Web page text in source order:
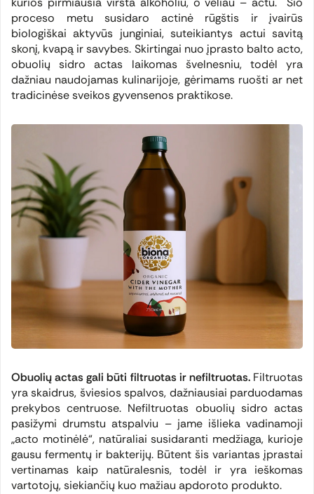
proceso metu susidaro actinė rūgštis ir įvairūs
biologiškai aktyvūs junginiai, suteikiantys actui savitą
skonį, kvapą ir savybes. Skirtingai nuo įprasto balto acto,
obuolių sidro actas laikomas švelnesniu, todėl yra
dažniau naudojamas kulinarijoje, gėrimams ruošti ar net
tradicinėse sveikos gyvensenos praktikose.
Obuolių actas gali būti filtruotas ir nefiltruotas.Filtruotas
yra skaidrus, šviesios spalvos, dažniausiai parduodamas
prekybos centruose. Nefiltruotas obuolių sidro actas
pasižymi drumstu atspalviu – jame išlieka vadinamoji
„acto motinėlė“, natūraliai susidaranti medžiaga, kurioje
gausu fermentų ir bakterijų. Būtent šis variantas įprastai
vertinamas kaip natūralesnis, todėl ir yra ieškomas
vartotojų, siekiančių kuo mažiau apdoroto produkto.